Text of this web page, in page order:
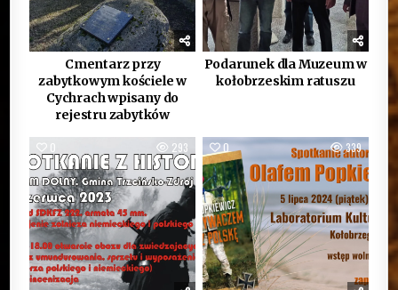
Cmentarz przy
zabytkowym kościele w
Cychrach wpisany do
rejestru zabytków
Podarunek dla Muzeum w
kołobrzeskim ratuszu
0 293 0 339